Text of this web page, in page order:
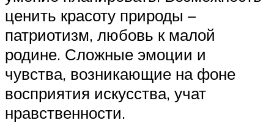
ценить красоту природы –
патриотизм, любовь к малой
родине. Сложные эмоции и
чувства, возникающие на фоне
восприятия искусства, учат
нравственности.